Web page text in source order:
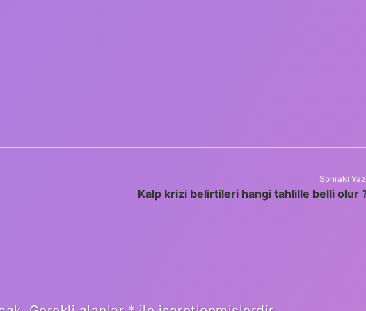
Sonraki
Kalp krizi belirtileri hangi tahlille belli olur